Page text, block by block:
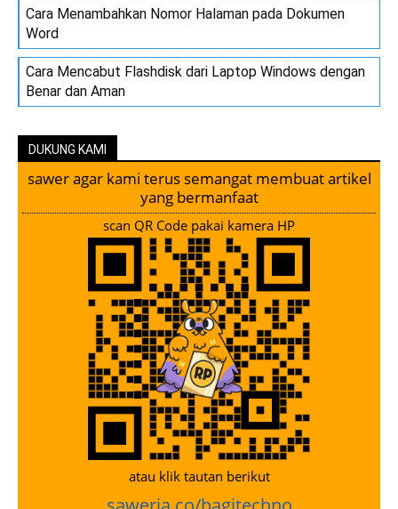
Cara Menambahkan Nomor Halaman pada Dokumen
Word
Cara Mencabut Flashdisk dari Laptop Windows dengan
Benar dan Aman
DUKUNG KAMI
sawer agar kami terus semangat membuat artikel
yang bermanfaat
scan QR Code pakai kamera HP
atau klik tautan berikut